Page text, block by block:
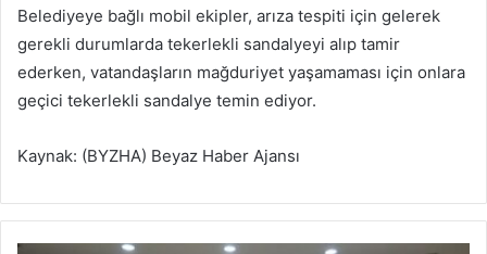
Belediyeye bağlı mobil ekipler, arıza tespiti için gelerek
gerekli durumlarda tekerlekli sandalyeyi alıp tamir
ederken, vatandaşların mağduriyet yaşamaması için onlara
geçici tekerlekli sandalye temin ediyor.
Kaynak: (BYZHA) Beyaz Haber Ajansı